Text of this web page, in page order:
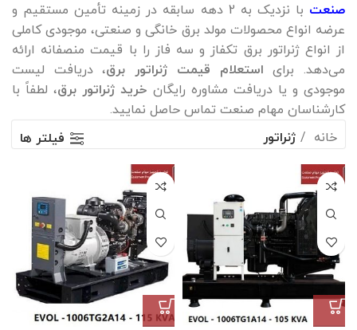
صنعت
با نزدیک به 2 دهه سابقه در زمینه تأمین مستقیم و
عرضه انواع محصولات مولد برق خانگی و صنعتی، موجودی کاملی
از انواع ژنراتور برق تکفاز و سه فاز را با قیمت منصفانه ارائه
می‌دهد. برای استعلام قیمت ژنراتور برق، دریافت لیست
موجودی و یا دریافت مشاوره رایگان خرید ژنراتور برق، لطفاً با
کارشناسان مهام صنعت تماس حاصل نمایید.
خانه
ژنراتور فیلتر ها